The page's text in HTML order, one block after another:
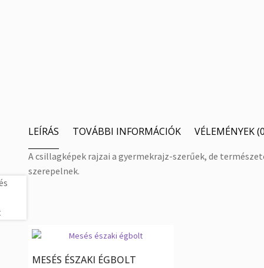
LEÍRÁS TOVÁBBI INFORMÁCIÓK VÉLEMÉNYEK
A csillagképek rajzai a gyermekrajz-szerűek, de
szerepelnek.
MESÉS ÉSZAKI ÉGBOLT